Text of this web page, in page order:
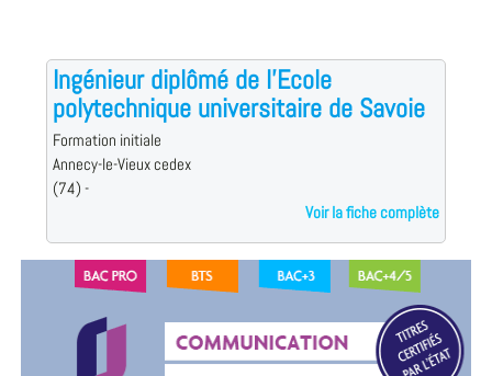
Ingénieur diplômé de l'Ecole
polytechnique universitaire de Savoie
Formation initiale
Annecy-le-Vieux cedex
(74) -
Voir la fiche complète